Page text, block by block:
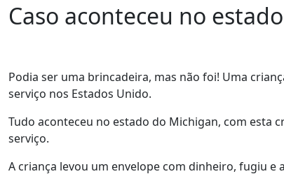
Caso aconteceu no
Podia ser uma brincadeira, mas não foi! Uma
serviço nos Estados Unido.
Tudo aconteceu no estado do Michigan, com esta
serviço.
A criança levou um envelope com dinheiro, fugiu